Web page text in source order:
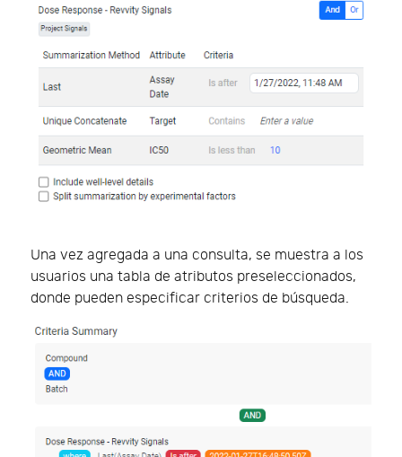
Una vez agregada a una consulta, se muestra a los
usuarios una tabla de atributos preseleccionados,
donde pueden especificar criterios de búsqueda.